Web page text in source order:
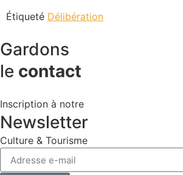
Étiqueté Délibération
Gardons
le contact
Inscription à notre
Newsletter
Culture & Tourisme